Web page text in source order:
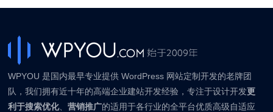
WPYOU 是国内最早专业提供 WordPress 网站定制开发的老牌团
队，我们拥有近十年的高端企业建站开发经验，专注于设计开发更
利于搜索优化、营销推广的适用于各行业的全平台优质高级自适应